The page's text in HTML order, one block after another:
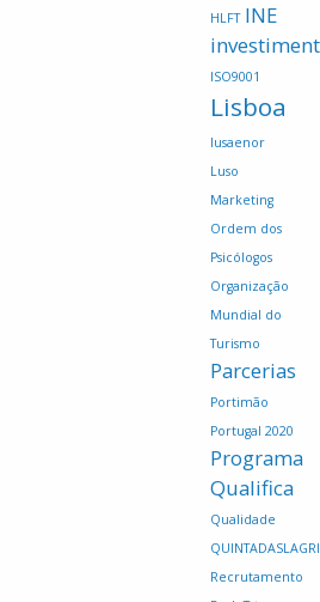
HLFT INE
ISO9001
Lisboa
lusaenor
Luso
Marketing
Ordem dos
Psicólogos
Organização
Mundial do
Turismo
Parcerias
Portimão
Portugal 2020
Programa
Qualifica
Qualidade
Recrutamento